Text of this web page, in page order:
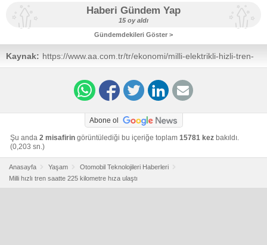
Haberi Gündem Yap
15 oy aldı
Gündemdekileri Göster >
Kaynak: https://www.aa.com.tr/tr/ekonomi/milli-elektrikli-hizli-tren-
dinamik-fren-testlerinde-saatte-225-kilometre-hiza-
ulasti/3916692
Abone ol
Şu anda 2 misafirin görüntülediği bu içeriğe toplam 15781 kez bakıldı.
(0,203 sn.)
Anasayfa Yaşam
Otomobil Teknolojileri Haberleri
Milli hızlı tren saatte 225 kilometre hıza ulaştı